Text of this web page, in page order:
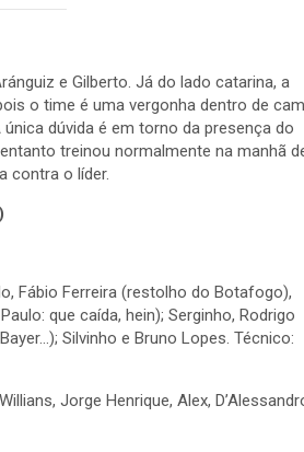
e Gilberto. Já do lado catarina, a
o time é uma vergonha dentro de
dúvida é em torno da presença do
treinou normalmente na manhã
contra o líder.
Fábio Ferreira (restolho do Botafogo),
que caída, hein); Serginho, Rodrigo
Silvinho e Bruno Lopes. Técnico:
Jorge Henrique, Alex,